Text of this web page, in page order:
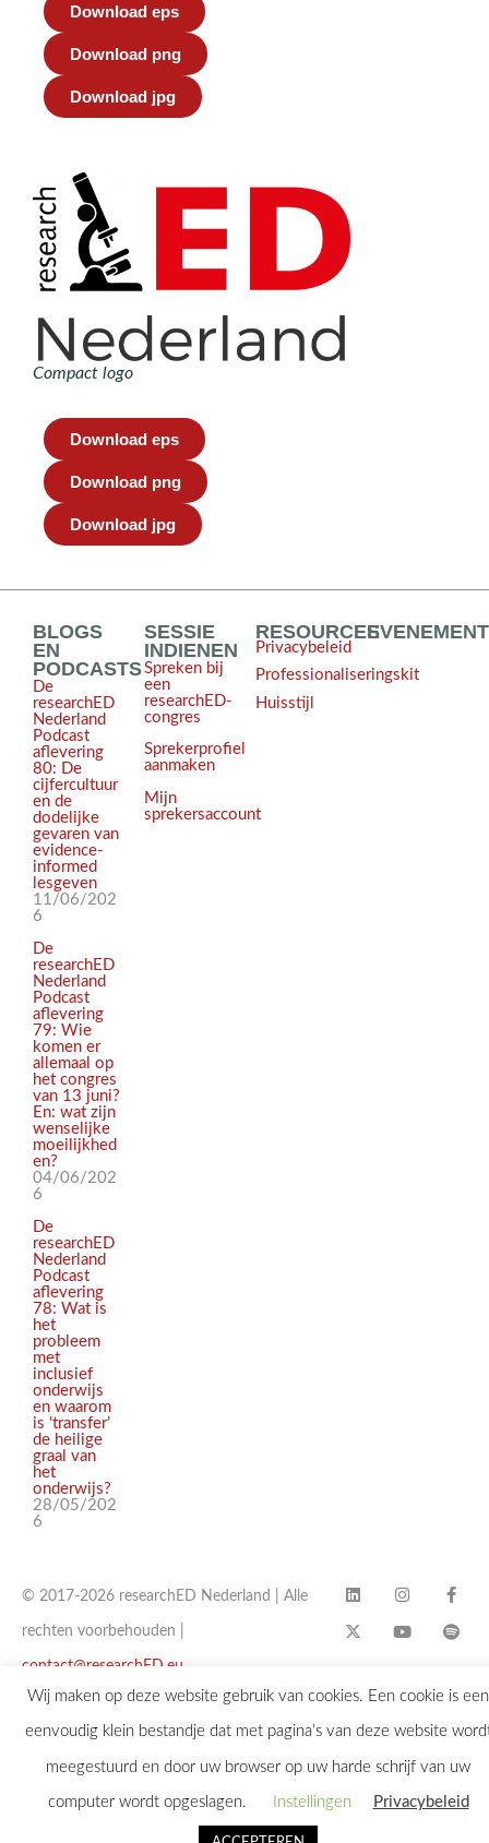
Download eps
Download png
Download jpg
Compact logo
Download eps
Download png
Download jpg
BLOGS
EN
PODCASTS
De
researchED
Nederland
Podcast
aflevering
80: De
cijfercultuur
en de
dodelijke
gevaren van
evidence-
informed
lesgeven
11/06/202
6
De
researchED
Nederland
Podcast
aflevering
79: Wie
komen er
allemaal op
het congres
van 13 juni?
En: wat zijn
wenselijke
moeilijkhed
en?
04/06/202
6
De
researchED
Nederland
Podcast
aflevering
78: Wat is
het
probleem
met
inclusief
onderwijs
en waarom
is ‘transfer’
de heilige
graal van
het
onderwijs?
28/05/202
6
SESSIE
INDIENEN
Spreken bij
een
researchED-
congres
Sprekerprofiel
aanmaken
Mijn
sprekersaccount
RESOURCES
Privacybeleid
Professionaliseringskit
Huisstijl
© 2017-2026 researchED Nederland | Alle
rechten voorbehouden |
contact@researchED.eu
Wij maken op deze website gebruik van cookies. Een cookie is een
eenvoudig klein bestandje dat met pagina’s van deze website
meegestuurd en door uw browser op uw harde schrijf van uw
computer wordt opgeslagen. Instellingen Privacybeleid